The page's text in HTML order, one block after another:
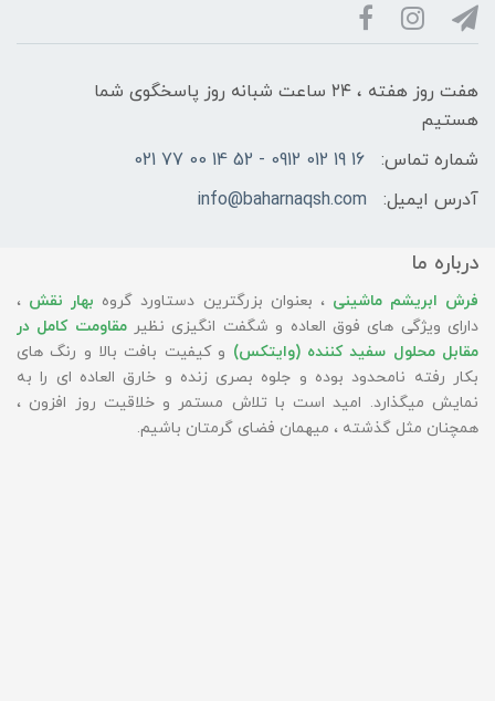
هفت روز هفته ، ۲۴ ساعت شبانه‌ روز پاسخگوی شما
هستیم
شماره تماس:
16 19 012 0912 - 52 14 00 77 021
آدرس ایمیل:
info@baharnaqsh.com
درباره ما
فرش ابریشم ماشینی ، بعنوان بزرگترین دستاورد گروه بهار نقش ،
دارای ویژگی های فوق العاده و شگفت انگیزی نظیرمقاومت کامل در
مقابل محلول سفید کننده (وایتکس) و کیفیت بافت بالا و رنگ های
بکار رفته نامحدود بوده و جلوه بصری زنده و خارق العاده ای را به
نمایش میگذارد. امید است با تلاش مستمر و خلاقیت روز افزون ،
همچنان مثل گذشته ، میهمان فضای گرمتان باشیم.